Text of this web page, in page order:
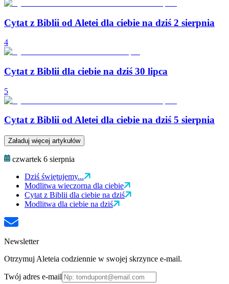
Cytat z Biblii od Aletei dla ciebie na dziś 2 sierpnia
4
Cytat z Biblii dla ciebie na dziś 30 lipca
5
Cytat z Biblii od Aletei dla ciebie na dziś 5 sierpnia
Załaduj więcej artykułów
czwartek 6 sierpnia
Dziś świętujemy...
Modlitwa wieczorna dla ciebie
Cytat z Biblii dla ciebie na dziś
Modlitwa dla ciebie na dziś
Newsletter
Otrzymuj Aleteia codziennie w swojej skrzynce e-mail.
Twój adres e-mail